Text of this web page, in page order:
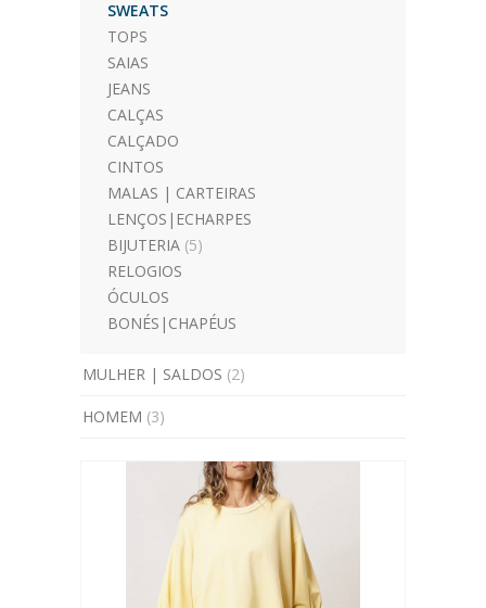
SWEATS
TOPS
SAIAS
JEANS
CALÇAS
CALÇADO
CINTOS
MALAS | CARTEIRAS
LENÇOS|ECHARPES
BIJUTERIA (5)
RELOGIOS
ÓCULOS
BONÉS|CHAPÉUS
MULHER | SALDOS (2)
HOMEM (3)